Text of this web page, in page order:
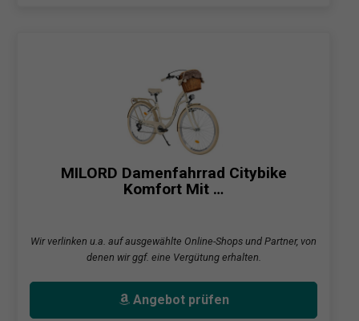
MILORD Damenfahrrad Citybike
Komfort Mit …
Wir verlinken u.a. auf ausgewählte Online-Shops und Partner, von
denen wir ggf. eine Vergütung erhalten.
Angebot prüfen